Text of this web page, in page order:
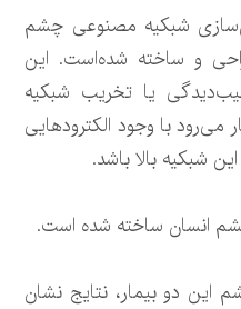
شبکیه مصنوعی چشم
و ساخته شده‌است. این
یا تخریب شبکیه
با وجود الکترود‌هایی
شبکیه بالا باشد.
انسان ساخته شده است.
دو بیمار، نتایج نشان